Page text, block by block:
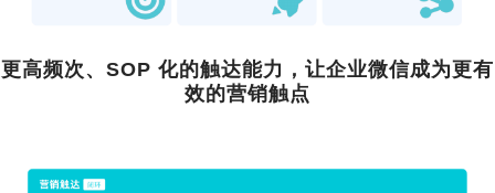
更高频次、SOP 化的触达能力，让企业微信成为更有
效的营销触点